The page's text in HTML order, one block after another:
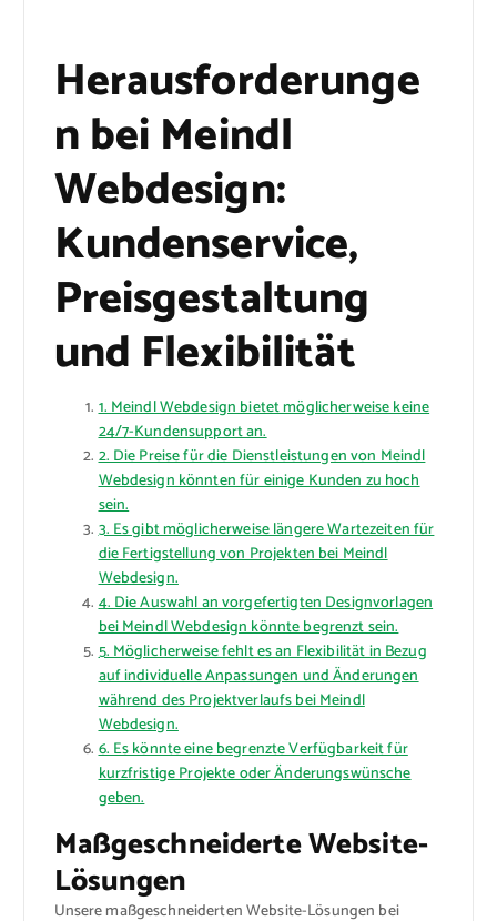
Herausforderunge
n bei Meindl
Webdesign:
Kundenservice,
Preisgestaltung
und Flexibilität
1. Meindl Webdesign bietet möglicherweise keine
24/7-Kundensupport an.
2. Die Preise für die Dienstleistungen von Meindl
Webdesign könnten für einige Kunden zu hoch
sein.
3. Es gibt möglicherweise längere Wartezeiten für
die Fertigstellung von Projekten bei Meindl
Webdesign.
4. Die Auswahl an vorgefertigten Designvorlagen
bei Meindl Webdesign könnte begrenzt sein.
5. Möglicherweise fehlt es an Flexibilität in Bezug
auf individuelle Anpassungen und Änderungen
während des Projektverlaufs bei Meindl
Webdesign.
6. Es könnte eine begrenzte Verfügbarkeit für
kurzfristige Projekte oder Änderungswünsche
geben.
Maßgeschneiderte Website-
Lösungen
Unsere maßgeschneiderten Website-Lösungen bei